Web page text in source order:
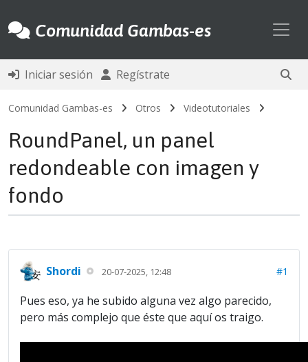
Comunidad Gambas-es
Iniciar sesión Regístrate
Comunidad Gambas-es Otros Videotutoriales
RoundPanel, un panel
redondeable con imagen y
fondo
Shordi 20-07-2025, 12:48 #1
Pues eso, ya he subido alguna vez algo parecido,
pero más complejo que éste que aquí os traigo.